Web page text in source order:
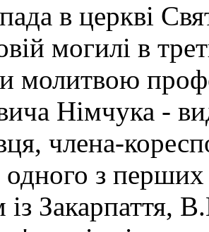
в церкві
могилі в
молитвою
Німчука -
члена-
одного з
із Закарпаття,